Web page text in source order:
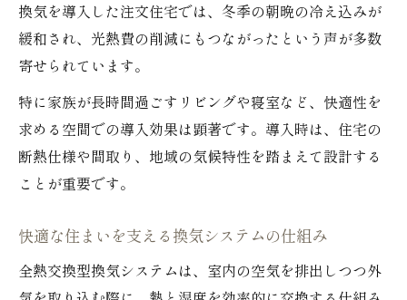
換気を導入した注文住宅では、冬季の朝晩の冷え込みが
緩和され、光熱費の削減にもつながったという声が多数
寄せられています。
特に家族が長時間過ごすリビングや寝室など、快適性を
求める空間での導入効果は顕著です。導入時は、住宅の
断熱仕様や間取り、地域の気候特性を踏まえて設計する
ことが重要です。
快適な住まいを支える換気システムの仕組み
全熱交換型換気システムは、室内の空気を排出しつつ外